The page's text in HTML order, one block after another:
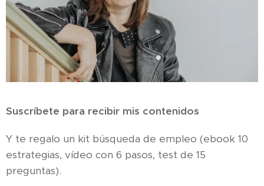
Suscríbete para recibir mis contenidos
Y te regalo un kit búsqueda de empleo (ebook 10
estrategias, vídeo con 6 pasos, test de 15
preguntas).